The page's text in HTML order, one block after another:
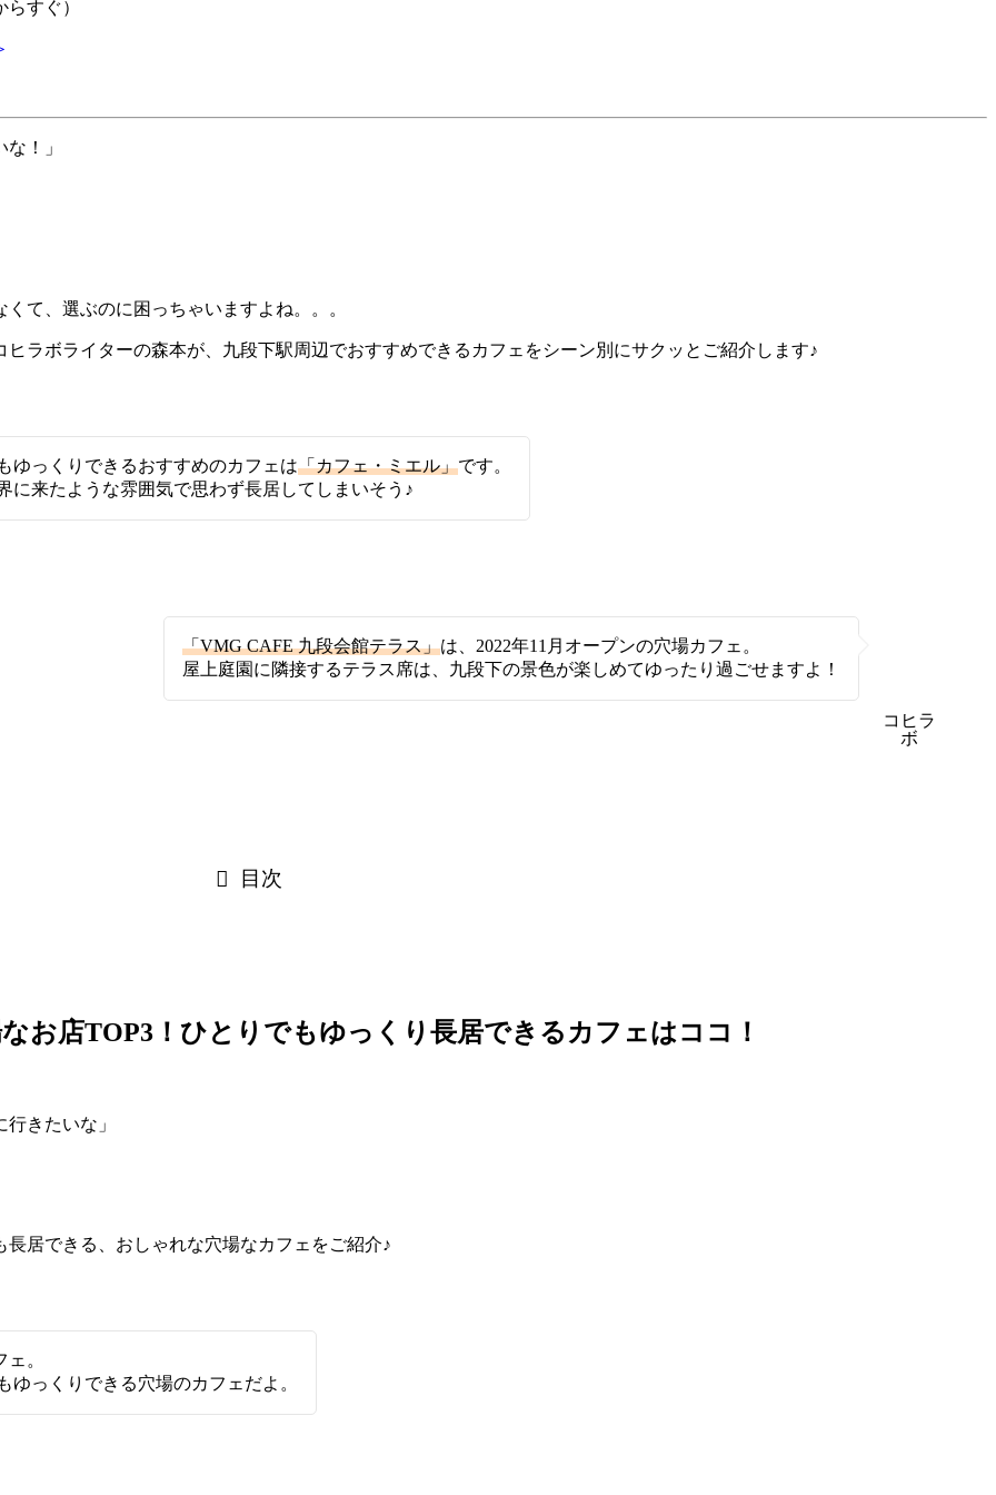
すぐ）
！」
て、選ぶのに困っちゃいますよね。。。
ラボライターの森本が、九段下駅周辺でおすすめできるカフェをシーン別にサクッとご紹介します♪
ゆっくりできるおすすめのカフェは「カフェ・ミエル」です。
に来たような雰囲気で思わず長居してしまいそう♪
コヒラ
ボ
「VMG CAFE 九段会館テラス」は、2022年11月オープンの穴場カフェ。
屋上庭園に隣接するテラス席は、九段下の景色が楽しめてゆったり過ごせますよ！
目次
お店TOP3！ひとりでもゆっくり長居できるカフェはココ！
きたいな」
居できる、おしゃれな穴場なカフェをご紹介♪
。
っくりできる穴場のカフェだよ。